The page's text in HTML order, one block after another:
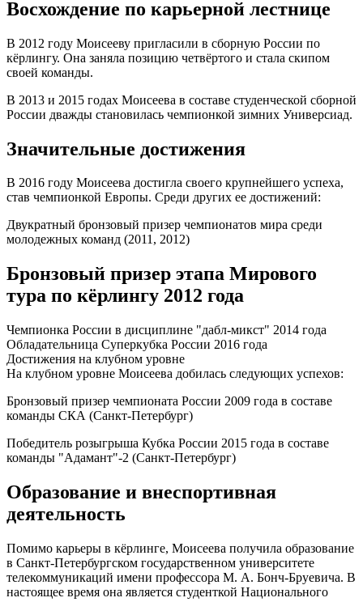
Восхождение по карьерной лестнице
В 2012 году Моисееву пригласили в сборную России по
кёрлингу. Она заняла позицию четвёртого и стала скипом
своей команды.
В 2013 и 2015 годах Моисеева в составе студенческой сборной
России дважды становилась чемпионкой зимних Универсиад.
Значительные достижения
В 2016 году Моисеева достигла своего крупнейшего успеха,
став чемпионкой Европы. Среди других ее достижений:
Двукратный бронзовый призер чемпионатов мира среди
молодежных команд (2011, 2012)
Бронзовый призер этапа Мирового
тура по кёрлингу 2012 года
Чемпионка России в дисциплине "дабл-микст" 2014 года
Обладательница Суперкубка России 2016 года
Достижения на клубном уровне
На клубном уровне Моисеева добилась следующих успехов:
Бронзовый призер чемпионата России 2009 года в составе
команды СКА (Санкт-Петербург)
Победитель розыгрыша Кубка России 2015 года в составе
команды "Адамант"-2 (Санкт-Петербург)
Образование и внеспортивная
деятельность
Помимо карьеры в кёрлинге, Моисеева получила образование
в Санкт-Петербургском государственном университете
телекоммуникаций имени профессора М. А. Бонч-Бруевича. В
настоящее время она является студенткой Национального